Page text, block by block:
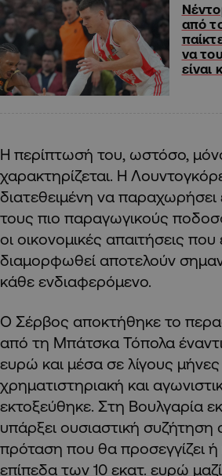
από
να
είναι
Η περίπτωσή του, ωστόσο,
χαρακτηρίζεται. Η
διατεθειμένη να
τους πιο παραγωγικούς
οι οικονομικές απαιτήσεις που
διαμορφωθεί αποτελούν
κάθε ενδιαφερόμενο.
Ο Σέρβος αποκτήθηκε το
από τη Μπάτσκα Τόπολα
ευρώ και μέσα σε λίγους
χρηματιστηριακή και
εκτοξεύθηκε. Στη Βουλγαρία
υπάρξει ουσιαστική συζήτηση
πρόταση που θα προσεγγίζει
επίπεδα των 10 εκατ. ευρώ